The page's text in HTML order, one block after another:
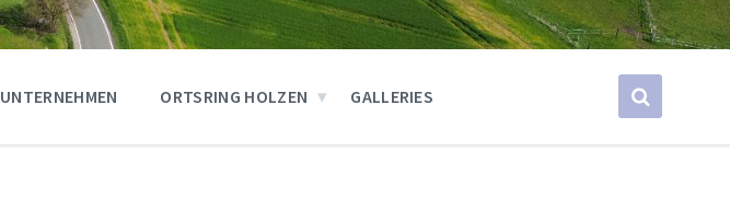
UNTERNEHMEN ORTSRING HOLZEN GALLERIES